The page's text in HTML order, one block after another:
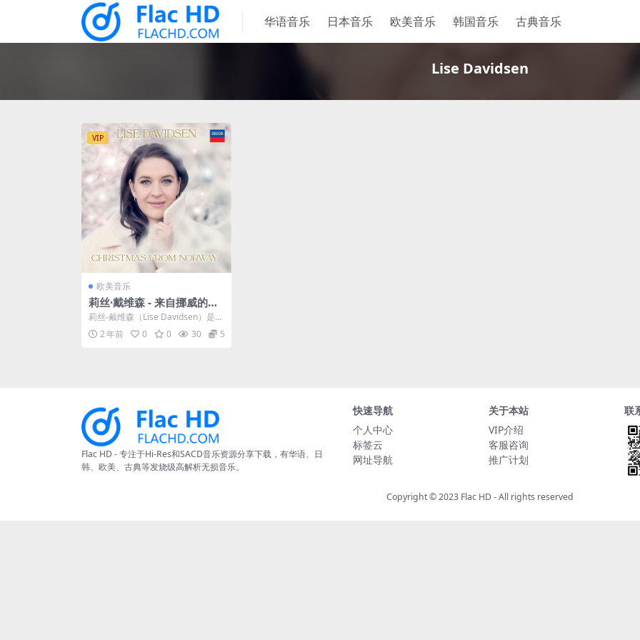
华语音乐 日本音乐 欧美音乐 韩国音乐 古典音乐
Lise Davidsen
VIP
欧美音乐
莉丝·戴维森 - 来自挪威的圣
诞 Lise Davidsen - Christ
mas from Norway (2023)
[24bit/96kHz] [Hi-Res Fla
莉丝-戴维森（Lise Davidsen）是当
今世界最炙手可热的女高音歌唱家
之一...2 年前 0 0 30 5
Flac HD - 专注于Hi-Res和SACD音乐资源分享下载，有华语、日
韩、欧美、古典等发烧级高解析无损音乐。
快速导航
个人中心
标签云
网址导航
关于本站
VIP介绍
客服咨询
推广计划
联
Copyright © 2023 Flac HD- All rights reserved